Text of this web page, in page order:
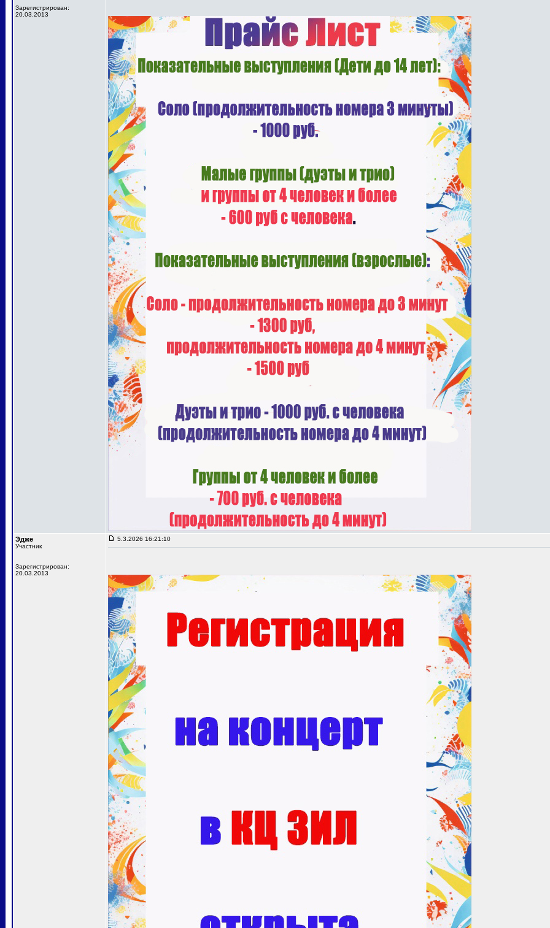
Зарегистрирован:
20.03.2013
Эдже
Участник
Зарегистрирован:
20.03.2013
5.3.2026 16:21:10